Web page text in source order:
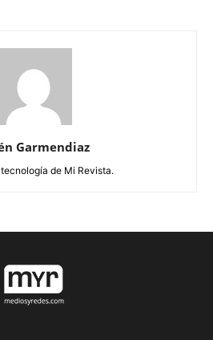
Garmendiaz
de Mi Revista.